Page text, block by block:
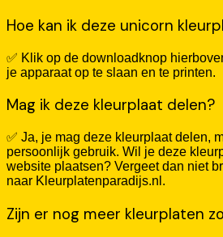
Hoe kan ik deze unicorn
✅ Klik op de downloadknop
je apparaat op te slaan en te printen.
Mag ik deze kleurplaat delen?
✅ Ja, je mag deze kleurplaat delen,
persoonlijk gebruik. Wil je deze
website plaatsen? Vergeet dan niet
naar Kleurplatenparadijs.nl.
Zijn er nog meer kleurplaten